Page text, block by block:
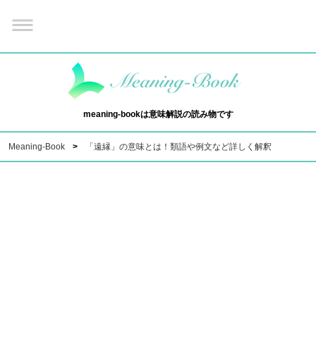
meaning-bookは意味解説の読み物です
Meaning-Book 「遠縁」の意味とは！類語や例文など詳しく解釈